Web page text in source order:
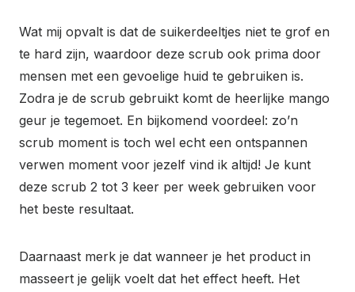
Wat mij opvalt is dat de suikerdeeltjes niet te grof en
te hard zijn, waardoor deze scrub ook prima door
mensen met een gevoelige huid te gebruiken is.
Zodra je de scrub gebruikt komt de heerlijke mango
geur je tegemoet. En bijkomend voordeel: zo’n
scrub moment is toch wel echt een ontspannen
verwen moment voor jezelf vind ik altijd! Je kunt
deze scrub 2 tot 3 keer per week gebruiken voor
het beste resultaat.
Daarnaast merk je dat wanneer je het product in
masseert je gelijk voelt dat het effect heeft. Het